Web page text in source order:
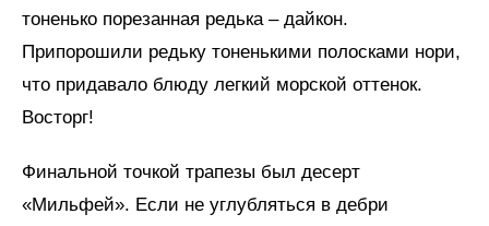
тоненько порезанная редька – дайкон.
Припорошили редьку тоненькими полосками нори,
что придавало блюду легкий морской оттенок.
Восторг!
Финальной точкой трапезы был десерт
«Мильфей». Если не углубляться в дебри